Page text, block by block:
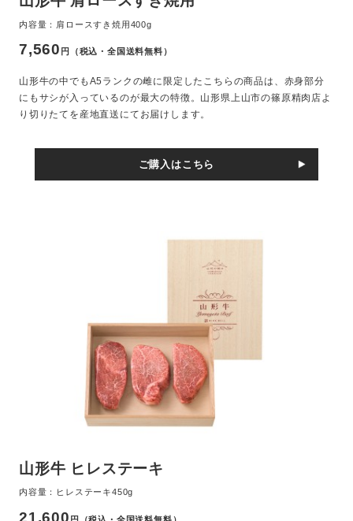
内容量：肩ロースすき焼用400g
7,560 円（税込・全国送料無料）
山形牛の中でもA5ランクの雌に限定したこちらの商品は、赤身部分
にもサシが入っているのが最大の特徴。山形県上山市の篠原精肉店よ
り切りたてを産地直送にてお届けします。
ご購入はこちら
山形牛 ヒレステーキ
内容量：ヒレステーキ450g
21,600